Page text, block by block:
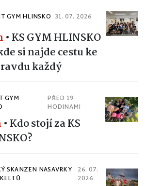
GYM HLINSKO 31. 07. 2026
• KS GYM HLINSKO
si najde cestu ke
každý
GYM
PŘED 19
HODINAMI
• Kdo stojí za KS
SKANZEN NASAVRKY
26. 07.
2026